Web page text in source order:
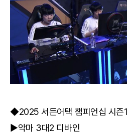
◆2025 서든어택 챔피언십 시즌
▶악마 3대2 디바인